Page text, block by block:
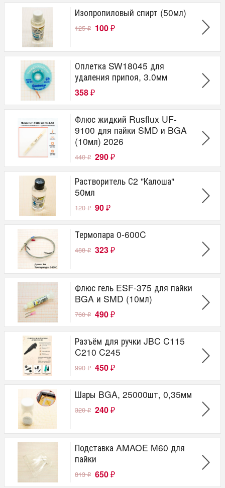
Изопропиловый спирт (50мл)
125₽ 100 ₽
Оплетка SW18045 для
удаления припоя, 3.0мм
358 ₽
Флюс жидкий Rusflux UF-
9100 для пайки SMD и BGA
(10мл) 2026
440₽ 290 ₽
Растворитель С2 "Калоша"
50мл
120₽ 90 ₽
Термопара 0-600C
488₽ 323 ₽
Флюс гель ESF-375 для пайки
BGA и SMD (10мл)
760₽ 490 ₽
Разъём для ручки JBC C115
C210 C245
990₽ 450 ₽
Шары BGA, 25000шт, 0,35мм
320₽ 240 ₽
Подставка AMAOE M60 для
пайки
813₽ 650 ₽